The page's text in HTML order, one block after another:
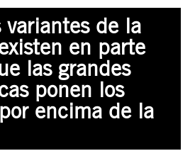
Y JÓVENES
variantes de la
en parte
las grandes
ponen los
encima de la